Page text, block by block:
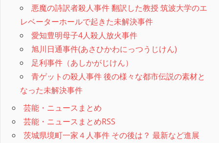
悪魔の詩訳者殺人事件 翻訳した教授 筑波大学のエ
レベーターホールで起きた未解決事件
愛知豊明母子4人殺人放火事件
旭川日通事件(あさひかわにっつうじけん)
足利事件（あしかがじけん）
青ゲットの殺人事件 後の様々な都市伝説の素材と
なった未解決事件
芸能・ニュースまとめ
芸能・ニュースまとめRSS
茨城県境町一家４人事件 その後は？ 最新など進展